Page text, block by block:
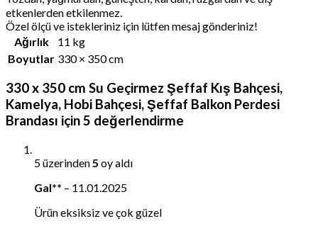
etkenlerden etkilenmez.
Özel ölçü ve istekleriniz için lütfen mesaj gönderiniz!
Ağırlık
11 kg
Boyutlar 330 × 350 cm
330 x 350 cm Su Geçirmez Şeffaf Kış Bahçesi,
Kamelya, Hobi Bahçesi, Şeffaf Balkon Perdesi
Brandası için 5 değerlendirme
5 üzerinden5 oy aldı
Gal** – 11.01.2025
Ürün eksiksiz ve çok güzel